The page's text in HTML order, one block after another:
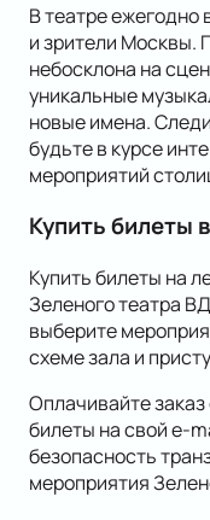
В театре ежегодно
и зрители Москвы.
небосклона на
уникальные
новые имена.
будьте в курсе
мероприятий
Купить билеты
Купить билеты на
Зеленого театра
выберите
схеме зала и
Оплачивайте
билеты на свой e-
безопасность
мероприятия